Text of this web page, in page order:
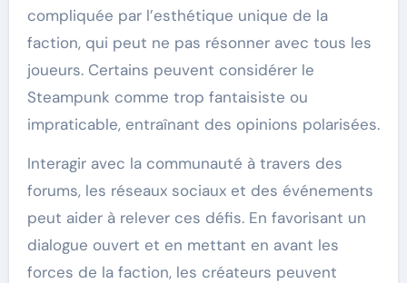
compliquée par l’esthétique unique de la
faction, qui peut ne pas résonner avec tous les
joueurs. Certains peuvent considérer le
Steampunk comme trop fantaisiste ou
impraticable, entraînant des opinions polarisées.
Interagir avec la communauté à travers des
forums, les réseaux sociaux et des événements
peut aider à relever ces défis. En favorisant un
dialogue ouvert et en mettant en avant les
forces de la faction, les créateurs peuvent